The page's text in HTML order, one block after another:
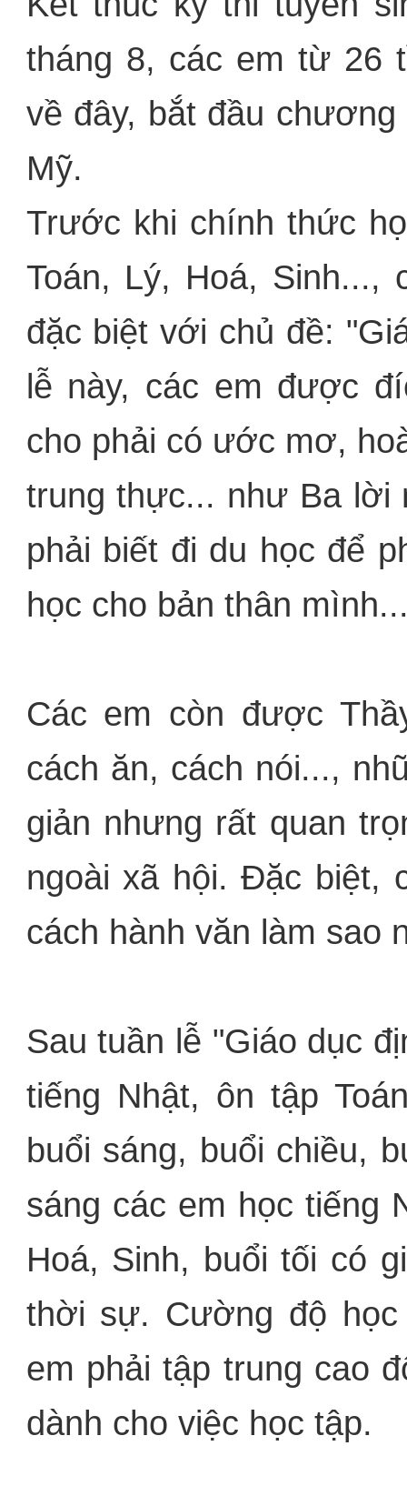
tháng 8, các em từ 26
về đây, bắt đầu
Mỹ.
Trước khi chính thức
Toán, Lý, Hoá, Sinh...,
đặc biệt với chủ đề:
lễ này, các em được
cho phải có ước mơ,
trung thực... như Ba lời
phải biết đi du học để
học cho bản thân
Các em còn được
cách ăn, cách nói...,
giản nhưng rất quan
ngoài xã hội. Đặc biệt,
cách hành văn làm sao
Sau tuần lễ "Giáo dục
tiếng Nhật, ôn tập
buổi sáng, buổi chiều,
sáng các em học tiếng
Hoá, Sinh, buổi tối có
thời sự. Cường độ học
em phải tập trung cao
dành cho việc học tập.